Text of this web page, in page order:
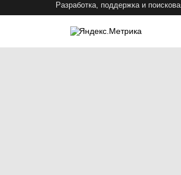
Разработка, поддержка и